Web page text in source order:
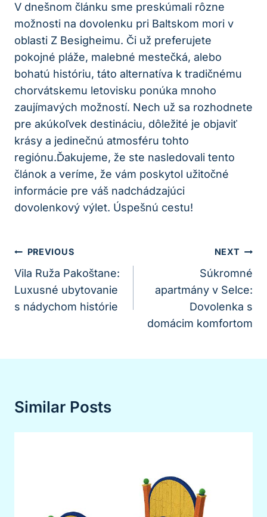
V dnešnom článku sme preskúmali rôzne
možnosti na dovolenku pri Baltskom mori v
oblasti Z Besigheimu. Či už preferujete
pokojné pláže, malebné mestečká, alebo
bohatú históriu, táto alternatíva k tradičnému
chorvátskemu letovisku ponúka mnoho
zaujímavých možností. Nech už sa rozhodnete
pre akúkoľvek destináciu, dôležité je objaviť
krásy a jedinečnú atmosféru tohto
regiónu.Ďakujeme, že ste nasledovali tento
článok a veríme, že vám poskytol užitočné
informácie pre váš nadchádzajúci
dovolenkový výlet. Úspešnú cestu!
Navigácia
V
Článku
PREVIOUS
Vila Ruža Pakoštane:
Luxusné ubytovanie
s nádychom histórie
NEXT
Súkromné
apartmány v Selce:
Dovolenka s
domácim komfortom
Similar Posts